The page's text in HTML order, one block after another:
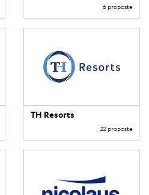
6 proposte
TH Resorts
22 proposte